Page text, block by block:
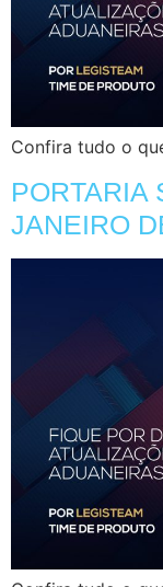
Confira tudo o
PORTARIA
JANEIRO